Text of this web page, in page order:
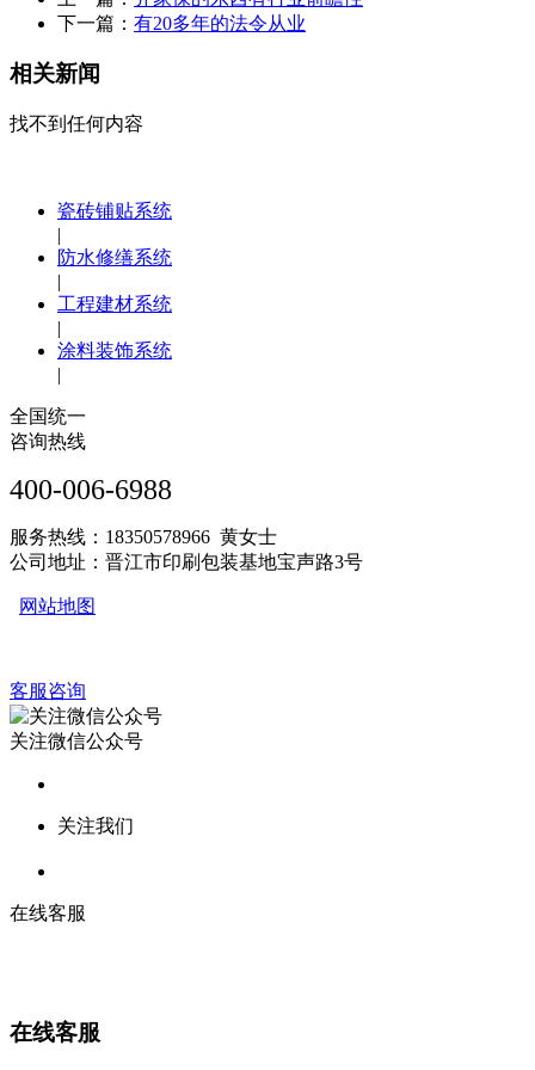
下一篇： 有20多年的法令从业
相关新闻
找不到任何内容
瓷砖铺贴系统
|
防水修缮系统
|
工程建材系统
|
涂料装饰系统
|
全国统一
咨询热线
400-006-6988
服务热线：18350578966 黄女士
公司地址：晋江市印刷包装基地宝声路3号
网站地图
客服咨询
关注微信公众号
关注我们
在线客服
在线客服